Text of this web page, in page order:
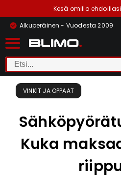
Kesä omilla
Alkuperäinen - Vuodesta 2009
VINKIT JA OPPAAT
Kuka